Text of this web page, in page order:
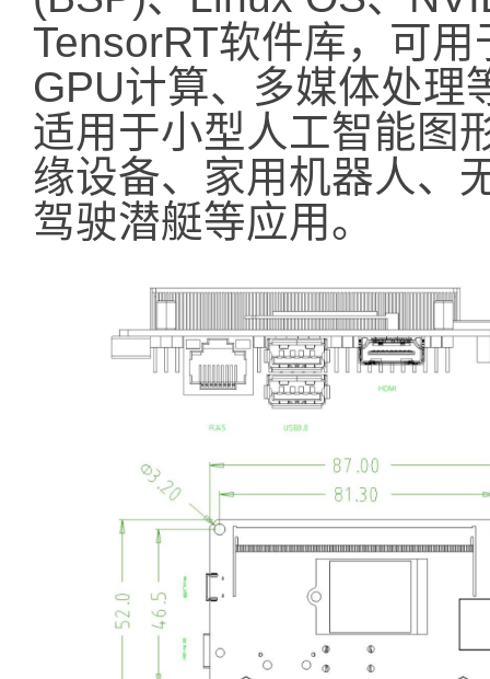
TensorRT软件库，可
GPU计算、多媒体处理
适用于小型人工智能图
缘设备、家用机器人、
驾驶潜艇等应用。